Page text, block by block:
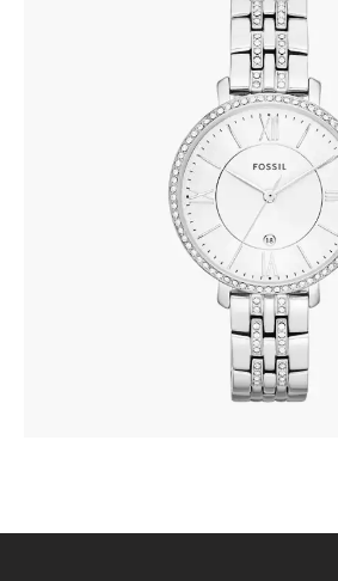
FOSSIL ES3545
00